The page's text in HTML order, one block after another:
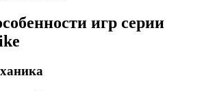
игр серии